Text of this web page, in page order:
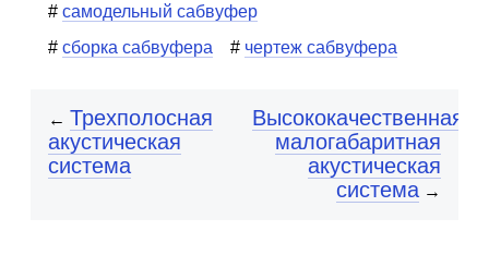
самодельный сабвуфер
сборка сабвуфера
чертеж сабвуфера
Высококачественная
малогабаритная
акустическая
система →
← Трехполосная
акустическая
система